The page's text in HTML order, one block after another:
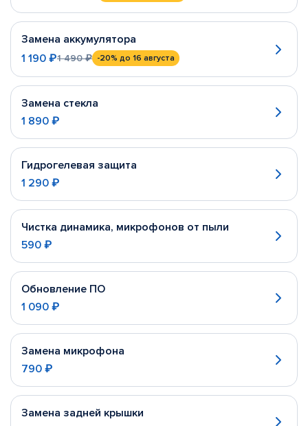
Замена аккумулятора
1 190 ₽1 490 ₽ -20% до 16 августа
Замена стекла
1 890 ₽
Гидрогелевая защита
1 290 ₽
Чистка динамика, микрофонов от пыли
590 ₽
Обновление ПО
1 090 ₽
Замена микрофона
790 ₽
Замена задней крышки